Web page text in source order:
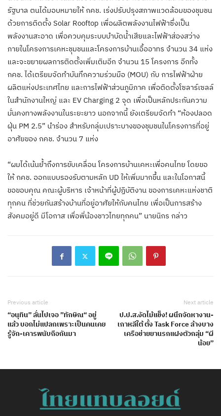
รัฐบาล ตนได้มอบหมายให้ กคช. เร่งปรับปรุงสภาพแวดล้อมของชุมชน
ด้วยการติดตั้ง Solar Rooftop เพื่อผลิตพลังงานไฟฟ้าซึ่งเป็น
พลังงานสะอาด เพื่อควบคุมระบบบำบัดน้ำเสียและไฟฟ้าส่องสว่าง
ภายในโครงการเคหะชุมชนและโครงการบ้านเอื้ออาทร จำนวน 34 แห่ง
และจะขยายผลการติดตั้งเพิ่มเติมอีก จำนวน 15 โครงการ อีกทั้ง
กคช. ได้เตรียมจัดทำบันทึกความร่วมมือ (MOU) กับ การไฟฟ้าฝ่าย
ผลิตแห่งประเทศไทย และการไฟฟ้าส่วนภูมิภาค เพื่อติดตั้งโซลาร์เซลล์
ในสำนักงานใหญ่ และ EV Charging 2 จุด เพื่อเป็นหลักประกันความ
มั่นคงทางพลังงานในระยะยาว นอกจากนี้ ยังเตรียมจัดทำ “ห้องปลอด
ฝุ่น PM 2.5” นำร่อง สำหรับกลุ่มเปราะบางของชุมชนในโครงการที่อยู่
อาศัยของ กคช. จำนวน 7 แห่ง
“ผมได้เน้นย้ำถึงการขับเคลื่อน โครงการบ้านเคหะเพื่อคนไทย โดยขอ
ให้ กคช. ออกแบบรองรับตามหลัก UD ให้เพิ่มมากขึ้น และในโอกาสนี้
ขอขอบคุณ คณะผู้บริหาร เจ้าหน้าที่ผู้ปฏิบัติงาน ของการเคหะแห่งชาติ
ทุกคน ที่ช่วยกันสร้างบ้านที่อยู่อาศัยให้กับคนไทย เพื่อเป็นการสร้าง
สังคมอยู่ดี มีโอกาส เพื่อพี่น้องชาวไทยทุกคน” นายนิกร กล่าว
Previous article
“อนุทิน” ลั่นไปเจอ ”ทักษิณ“ อยู่
แล้ว บอกไม่แปลกเพราะเป็นคนเคย
รู้จัก-เคารพนับถือกันมา
Next article
ป.ป.ส.งัดไม้แข็ง! ผนึกจัดหางาน-
เกาหลีใต้ ตั้ง Task Force ล้างบาง
เครือข่ายยานรกแฝงตัวกลุ่ม “ผี
น้อย”